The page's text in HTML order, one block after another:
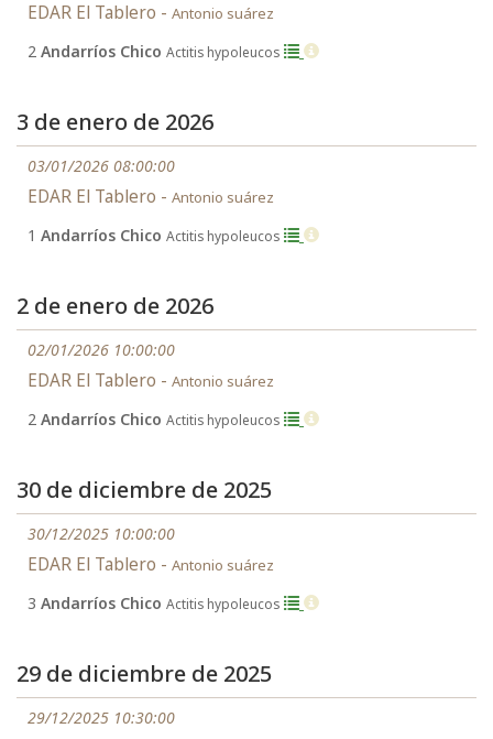
EDAR El Tablero - Antonio suárez
2 Andarríos Chico Actitis hypoleucos
3 de enero de 2026
03/01/2026 08:00:00
EDAR El Tablero - Antonio suárez
1 Andarríos Chico Actitis hypoleucos
2 de enero de 2026
02/01/2026 10:00:00
EDAR El Tablero - Antonio suárez
2 Andarríos Chico Actitis hypoleucos
30 de diciembre de 2025
30/12/2025 10:00:00
EDAR El Tablero - Antonio suárez
3 Andarríos Chico Actitis hypoleucos
29 de diciembre de 2025
29/12/2025 10:30:00